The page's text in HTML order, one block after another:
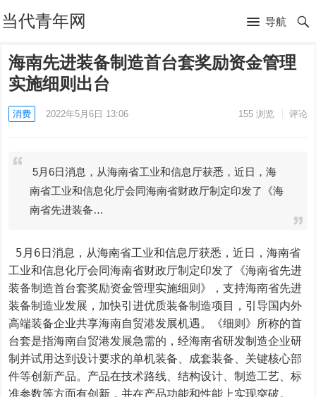
当代青年网 导航
海南先进装备制造首台套奖励资金管理
实施细则出台
消费 2022年5月6日 13:06 155浏览 评论
5月6日消息，从海南省工业和信息厅获悉，近日，海
南省工业和信息化厅会同海南省财政厅制定印发了《海
南省先进装备…
5月6日消息，从海南省工业和信息厅获悉，近日，海南省
工业和信息化厅会同海南省财政厅制定印发了《海南省先进
装备制造首台套奖励资金管理实施细则》，支持海南省先进
装备制造业发展，加快引进优质装备制造项目，引导国内外
高端装备企业共享海南自贸港发展机遇。《细则》所称的首
台套是指海南自贸港发展急需的，经海南省研发制造企业研
制并试用达到设计要求的单机装备、成套装备、关键核心部
件等创新产品。产品在技术路线、结构设计、制造工艺、标
准参数等方面有创新，并在产品功能和性能上实现突破。